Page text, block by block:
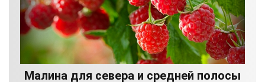
Малина для севера и средней полосы